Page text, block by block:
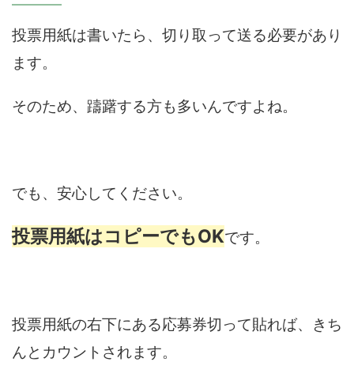
投票用紙は書いたら、切り取って送る必要があり
ます。
そのため、躊躇する方も多いんですよね。
でも、安心してください。
投票用紙はコピーでもOKです。
投票用紙の右下にある応募券切って貼れば、きち
んとカウントされます。